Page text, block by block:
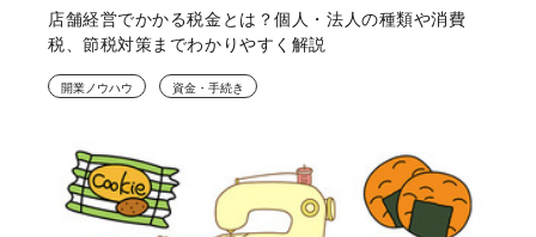
店舗経営でかかる税金とは？個人・法人の種類や消費
税、節税対策までわかりやすく解説
開業ノウハウ 資金・手続き